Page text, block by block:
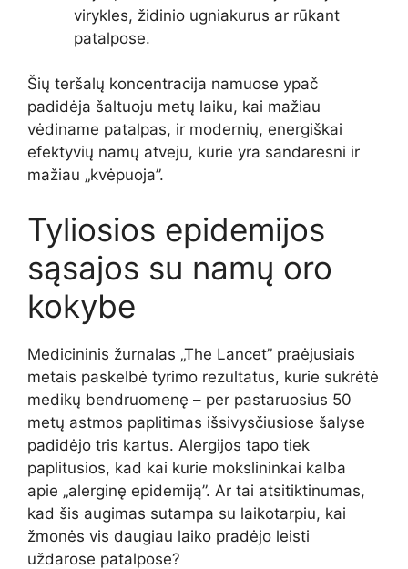
virykles, židinio ugniakurus ar rūkant
patalpose.
Šių teršalų koncentracija namuose ypač
padidėja šaltuoju metų laiku, kai mažiau
vėdiname patalpas, ir modernių, energiškai
efektyvių namų atveju, kurie yra sandaresni ir
mažiau „kvėpuoja”.
Tyliosios epidemijos
sąsajos su namų oro
kokybe
Medicininis žurnalas „The Lancet” praėjusiais
metais paskelbė tyrimo rezultatus, kurie sukrėtė
medikų bendruomenę – per pastaruosius 50
metų astmos paplitimas išsivysčiusiose šalyse
padidėjo tris kartus. Alergijos tapo tiek
paplitusios, kad kai kurie mokslininkai kalba
apie „alerginę epidemiją”. Ar tai atsitiktinumas,
kad šis augimas sutampa su laikotarpiu, kai
žmonės vis daugiau laiko pradėjo leisti
uždarose patalpose?